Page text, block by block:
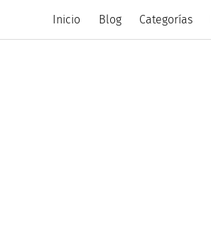
Inicio Blog Categorías